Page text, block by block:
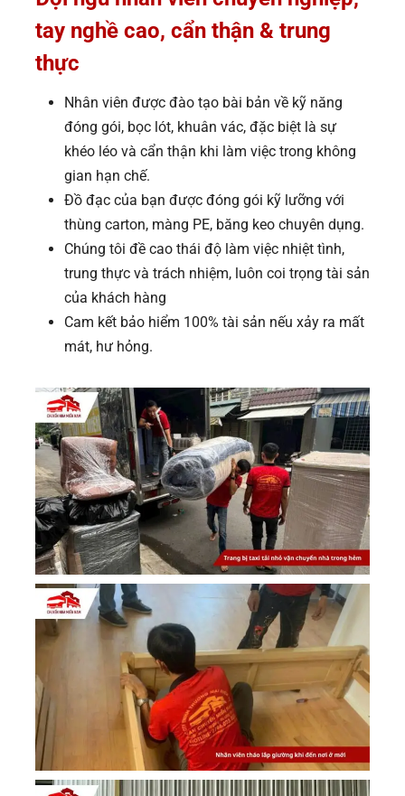
tay nghề cao, cẩn thận & trung
thực
Nhân viên được đào tạo bài bản về kỹ năng
đóng gói, bọc lót, khuân vác, đặc biệt là sự
khéo léo và cẩn thận khi làm việc trong không
gian hạn chế.
Đồ đạc của bạn được đóng gói kỹ lưỡng với
thùng carton, màng PE, băng keo chuyên dụng.
Chúng tôi đề cao thái độ làm việc nhiệt tình,
trung thực và trách nhiệm, luôn coi trọng tài sản
của khách hàng
Cam kết bảo hiểm 100% tài sản nếu xảy ra mất
mát, hư hỏng.